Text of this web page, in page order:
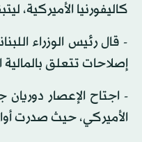
كاليفورنيا
- قال رئيس الوزراء
إصلاحات تتعلق بالمالية
- اجتاح الإعصار
الأميركي، حيث صدرت